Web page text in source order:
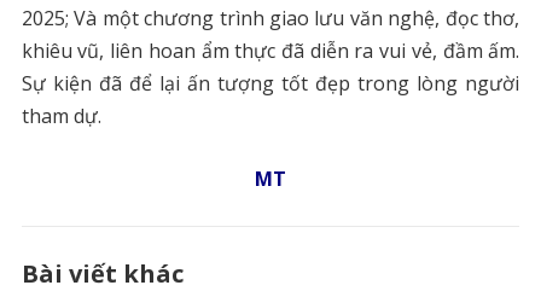
2025; Và một chương trình giao lưu văn nghệ, đọc thơ,
khiêu vũ, liên hoan ẩm thực đã diễn ra vui vẻ, đầm ấm.
Sự kiện đã để lại ấn tượng tốt đẹp trong lòng người
tham dự.
MT
Bài viết khác